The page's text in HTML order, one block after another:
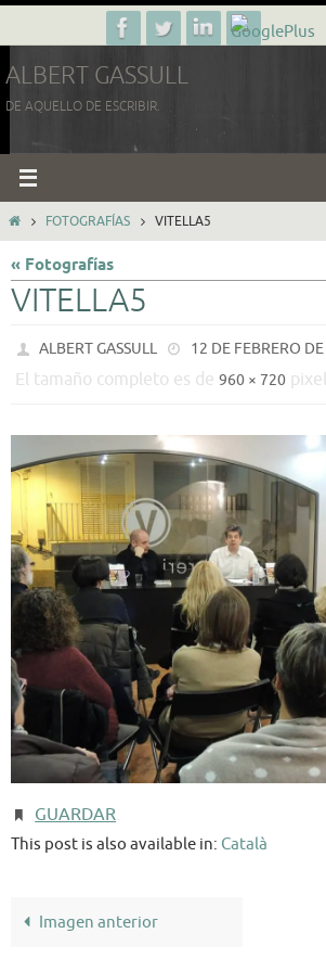
al
contenido
ALBERT GASSULL
DE AQUELLO DE ESCRIBIR.
INICIOFOTOGRAFÍAS VITELLA5
« Fotografías
VITELLA5
ALBERT GASSULL 12 DE FEBRERO
El tamaño completo es de 960 × 720
GUARDAR
This post is also available in: Català
Imagen anterior